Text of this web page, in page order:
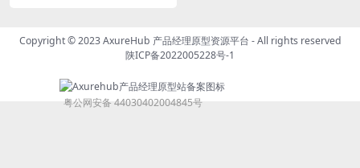
Copyright © 2023AxureHub 产品经理原型资源平台 - All rights reserved
陕ICP备2022005228号-1
粤公网安备 44030402004845号